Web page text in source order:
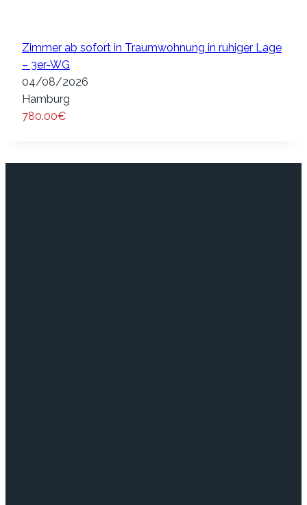
Zimmer ab sofort in Traumwohnung in ruhiger Lage
– 3er-WG
04/08/2026
Hamburg
780.00€